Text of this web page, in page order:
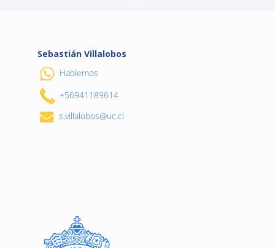
Sebastián Villalobos
Hablemos
+56941189614
s.villalobos@uc.cl